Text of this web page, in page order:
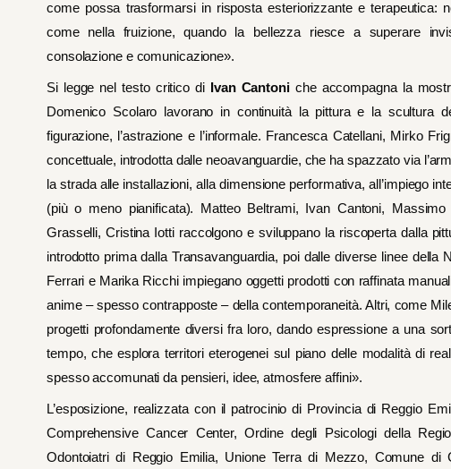
come possa trasformarsi in risposta esteriorizzante e terapeutica:
come nella fruizione, quando la bellezza riesce a superare
consolazione e comunicazione».
Si legge nel testo critico di Ivan Cantoniche accompagna la
Domenico Scolaro lavorano in continuità la pittura e la scultura
figurazione, l’astrazione e l’informale. Francesca Catellani, Mirko
concettuale, introdotta dalle neoavanguardie, che ha spazzato via
la strada alle installazioni, alla dimensione performativa, all’impiego
(più o meno pianificata). Matteo Beltrami, Ivan Cantoni,
Grasselli, Cristina Iotti raccolgono e sviluppano la riscoperta dalla
introdotto prima dalla Transavanguardia, poi dalle diverse linee della
Ferrari e Marika Ricchi impiegano oggetti prodotti con raffinata
anime – spesso contrapposte – della contemporaneità. Altri, come
progetti profondamente diversi fra loro, dando espressione a una
tempo, che esplora territori eterogenei sul piano delle modalità di
spesso accomunati da pensieri, idee, atmosfere affini».
L’esposizione, realizzata con il patrocinio di Provincia di Reggio
Comprehensive Cancer Center, Ordine degli Psicologi della
Odontoiatri di Reggio Emilia, Unione Terra di Mezzo, Comune